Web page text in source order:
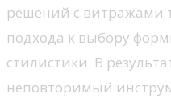
решений с витражами
подхода к выбору
стилистики. В
неповторимый